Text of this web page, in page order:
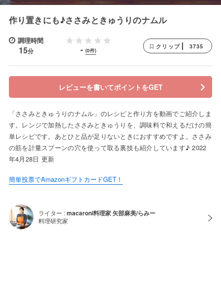
作り置きにも♪ささみときゅうりのナムル
調理時間
15分 - (0件)
クリップ 3735
レビューを書いてポイントをGET
「ささみときゅうりのナムル」のレシピと作り方を動画でご紹介しま
す。レンジで加熱したささみときゅうりを、調味料で和えるだけの簡
単レシピです。あとひと品が足りないときにおすすめですよ。ささみ
の筋を計量スプーンの穴を使って取る裏技も紹介しています♪ 2022
年4月28日 更新
簡単投票でAmazonギフトカードGET！
ライター :macaroni料理家 矢部麻美/らみー
料理研究家